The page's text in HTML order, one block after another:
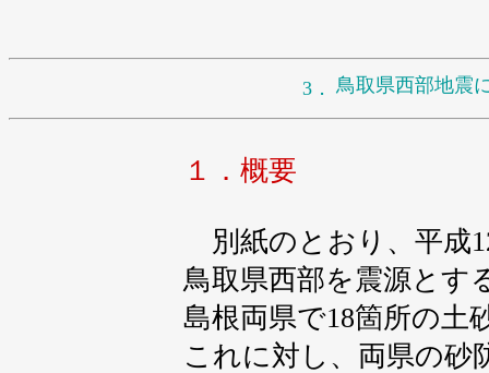
3． 鳥取県西部地震
１．概要
別紙のとおり、平成
鳥取県西部を震源とす
島根両県で18箇所の土
これに対し、両県の砂